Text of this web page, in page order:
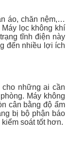
áo, chăn nệm,…
lọc không khí
tĩnh điện này
đến nhiều lợi ích
những ai cần
Máy không
cân bằng độ ẩm
bị bộ phận báo
soát tốt hơn.